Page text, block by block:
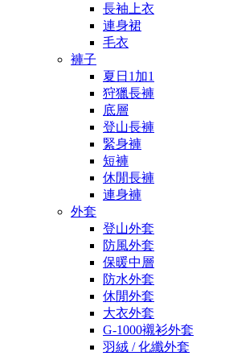
長袖上衣
連身裙
毛衣
褲子
夏日1加1
狩獵長褲
底層
登山長褲
緊身褲
短褲
休閒長褲
連身褲
外套
登山外套
防風外套
保暖中層
防水外套
休閒外套
大衣外套
G-1000襯衫外套
羽絨 / 化纖外套